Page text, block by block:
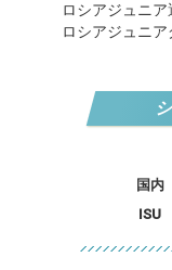
ロシアジュニア
ロシアジュニ
国内
ISU